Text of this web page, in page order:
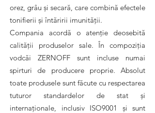
orez, grâu și secară, care combină efectele
tonifierii și întăririi imunității.
Compania acordă o atenție deosebită
calității produselor sale. În compoziția
vodcăi ZERNOFF sunt incluse numai
spirturi de producere proprie. Absolut
toate produsele sunt făcute cu respectarea
tuturor standardelor de stat și
internaționale, inclusiv ISO9001 și sunt